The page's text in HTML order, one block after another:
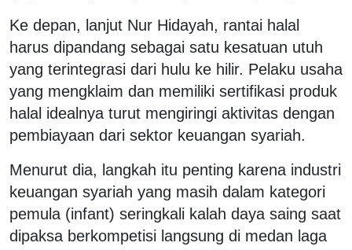
Ke depan, lanjut Nur Hidayah, rantai halal
harus dipandang sebagai satu kesatuan utuh
yang terintegrasi dari hulu ke hilir. Pelaku usaha
yang mengklaim dan memiliki sertifikasi produk
halal idealnya turut mengiringi aktivitas dengan
pembiayaan dari sektor keuangan syariah.
Menurut dia, langkah itu penting karena industri
keuangan syariah yang masih dalam kategori
pemula (infant) seringkali kalah daya saing saat
dipaksa berkompetisi langsung di medan laga